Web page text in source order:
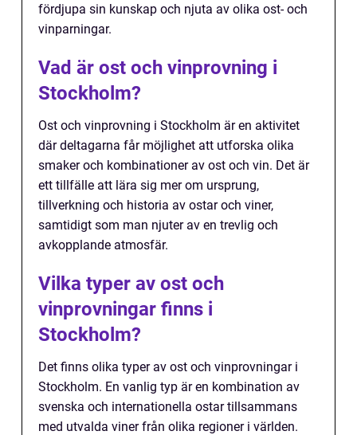
fördjupa sin kunskap och njuta av olika ost- och
vinparningar.
Vad är ost och vinprovning i
Stockholm?
Ost och vinprovning i Stockholm är en aktivitet
där deltagarna får möjlighet att utforska olika
smaker och kombinationer av ost och vin. Det är
ett tillfälle att lära sig mer om ursprung,
tillverkning och historia av ostar och viner,
samtidigt som man njuter av en trevlig och
avkopplande atmosfär.
Vilka typer av ost och
vinprovningar finns i
Stockholm?
Det finns olika typer av ost och vinprovningar i
Stockholm. En vanlig typ är en kombination av
svenska och internationella ostar tillsammans
med utvalda viner från olika regioner i världen.